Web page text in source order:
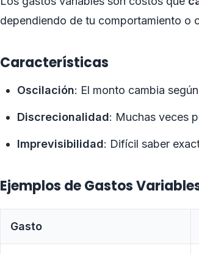
dependiendo de tu comportamiento o
Características
Oscilación: El monto cambia
Discrecionalidad: Muchas veces
Imprevisibilidad: Difícil saber
Ejemplos de Gastos
Gasto